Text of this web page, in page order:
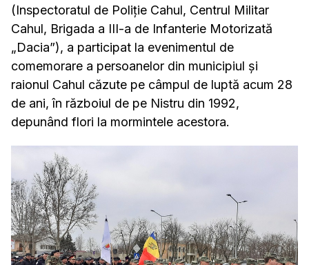
(Inspectoratul de Poliție Cahul, Centrul Militar
Cahul, Brigada a III-a de Infanterie Motorizată
„Dacia”), a participat la evenimentul de
comemorare a persoanelor din municipiul și
raionul Cahul căzute pe câmpul de luptă acum 28
de ani, în războiul de pe Nistru din 1992,
depunând flori la mormintele acestora.